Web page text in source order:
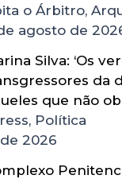
o Árbitro,
agosto de
Silva: ‘Os
da
que não
Política
2026